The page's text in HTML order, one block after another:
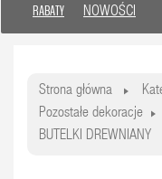
RABATY NOWOŚCI
Strona główna
Pozostałe dekoracje
BUTELKI DREWNIANY